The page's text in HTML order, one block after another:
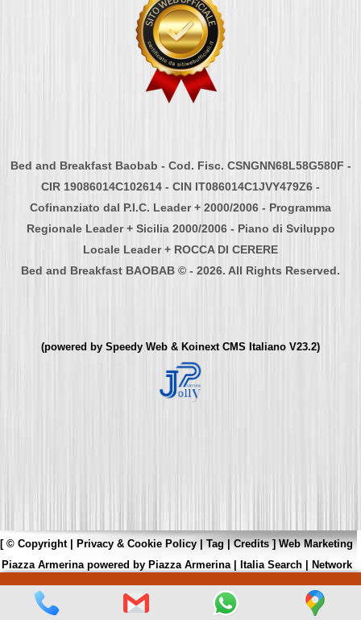
Bed and Breakfast Baobab - Cod. Fisc. CSNGNN68L58G580F -
CIR 19086014C102614 - CIN IT086014C1JVY479Z6 -
Cofinanziato dal P.I.C. Leader + 2000/2006 - Programma
Regionale Leader + Sicilia 2000/2006 - Piano di Sviluppo
Locale Leader + ROCCA DI CERERE
Bed and Breakfast BAOBAB © - 2026. All Rights Reserved.
(powered by Speedy Web & Koinext CMS Italiano V23.2)
[ © Copyright| Privacy & Cookie Policy | Tag|Credits]Web Marketing
Piazza Armerinapowered by Piazza Armerina| Italia Search| Network
Portali